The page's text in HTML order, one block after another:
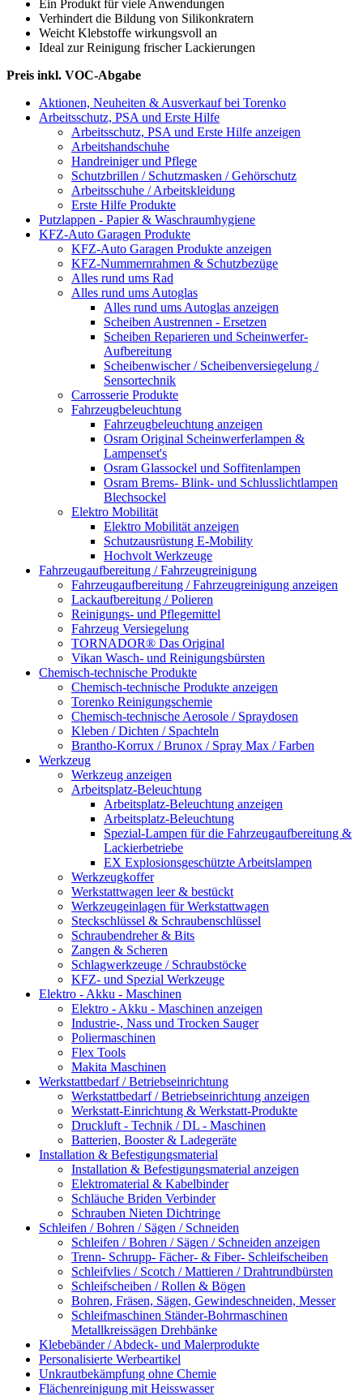
Ein Produkt für viele Anwendungen
Verhindert die Bildung von Silikonkratern
Weicht Klebstoffe wirkungsvoll an
Ideal zur Reinigung frischer Lackierungen
Preis inkl. VOC-Abgabe
Aktionen, Neuheiten & Ausverkauf bei Torenko
Arbeitsschutz, PSA und Erste Hilfe
Arbeitsschutz, PSA und Erste Hilfe anzeigen
Arbeitshandschuhe
Handreiniger und Pflege
Schutzbrillen / Schutzmasken / Gehörschutz
Arbeitsschuhe / Arbeitskleidung
Erste Hilfe Produkte
Putzlappen - Papier & Waschraumhygiene
KFZ-Auto Garagen Produkte
KFZ-Auto Garagen Produkte anzeigen
KFZ-Nummernrahmen & Schutzbezüge
Alles rund ums Rad
Alles rund ums Autoglas
Alles rund ums Autoglas anzeigen
Scheiben Austrennen - Ersetzen
Scheiben Reparieren und Scheinwerfer-
Aufbereitung
Scheibenwischer / Scheibenversiegelung /
Sensortechnik
Carrosserie Produkte
Fahrzeugbeleuchtung
Fahrzeugbeleuchtung anzeigen
Osram Original Scheinwerferlampen &
Lampenset's
Osram Glassockel und Soffitenlampen
Osram Brems- Blink- und Schlusslichtlampen
Blechsockel
Elektro Mobilität
Elektro Mobilität anzeigen
Schutzausrüstung E-Mobility
Hochvolt Werkzeuge
Fahrzeugaufbereitung / Fahrzeugreinigung
Fahrzeugaufbereitung / Fahrzeugreinigung anzeigen
Lackaufbereitung / Polieren
Reinigungs- und Pflegemittel
Fahrzeug Versiegelung
TORNADOR® Das Original
Vikan Wasch- und Reinigungsbürsten
Chemisch-technische Produkte
Chemisch-technische Produkte anzeigen
Torenko Reinigungschemie
Chemisch-technische Aerosole / Spraydosen
Kleben / Dichten / Spachteln
Brantho-Korrux / Brunox / Spray Max / Farben
Werkzeug
Werkzeug anzeigen
Arbeitsplatz-Beleuchtung
Arbeitsplatz-Beleuchtung anzeigen
Arbeitsplatz-Beleuchtung
Spezial-Lampen für die Fahrzeugaufbereitung &
Lackierbetriebe
EX Explosionsgeschützte Arbeitslampen
Werkzeugkoffer
Werkstattwagen leer & bestückt
Werkzeugeinlagen für Werkstattwagen
Steckschlüssel & Schraubenschlüssel
Schraubendreher & Bits
Zangen & Scheren
Schlagwerkzeuge / Schraubstöcke
KFZ- und Spezial Werkzeuge
Elektro - Akku - Maschinen
Elektro - Akku - Maschinen anzeigen
Industrie-, Nass und Trocken Sauger
Poliermaschinen
Flex Tools
Makita Maschinen
Werkstattbedarf / Betriebseinrichtung
Werkstattbedarf / Betriebseinrichtung anzeigen
Werkstatt-Einrichtung & Werkstatt-Produkte
Druckluft - Technik / DL - Maschinen
Batterien, Booster & Ladegeräte
Installation & Befestigungsmaterial
Installation & Befestigungsmaterial anzeigen
Elektromaterial & Kabelbinder
Schläuche Briden Verbinder
Schrauben Nieten Dichtringe
Schleifen / Bohren / Sägen / Schneiden
Schleifen / Bohren / Sägen / Schneiden anzeigen
Trenn- Schrupp- Fächer- & Fiber- Schleifscheiben
Schleifvlies / Scotch / Mattieren / Drahtrundbürsten
Schleifscheiben / Rollen & Bögen
Bohren, Fräsen, Sägen, Gewindeschneiden, Messer
Schleifmaschinen Ständer-Bohrmaschinen
Metallkreissägen Drehbänke
Klebebänder / Abdeck- und Malerprodukte
Personalisierte Werbeartikel
Unkrautbekämpfung ohne Chemie
Flächenreinigung mit Heisswasser